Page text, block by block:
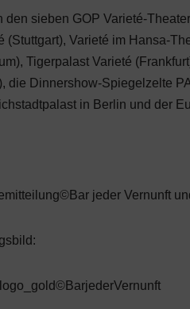
den sieben GOP Varieté-
(Stuttgart), Varieté im Hansa-
Tigerpalast Varieté
die Dinnershow-Spiegelzelte
in Berlin und der
jeder Vernunft